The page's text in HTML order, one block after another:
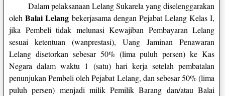
Dalam pelaksanaan Lelang Sukarela yang diselenggarakan
olehBalai Lelang bekerjasama dengan Pejabat Lelang Kelas I,
jika Pembeli tidak melunasi Kewajiban Pembayaran Lelang
sesuai ketentuan (wanprestasi), Uang Jaminan Penawaran
Lelang disetorkan sebesar 50% (lima puluh persen) ke Kas
Negara dalam waktu 1 (satu) hari kerja setelah pembatalan
penunjukan Pembeli oleh Pejabat Lelang, dan sebesar 50% (lima
puluh persen) menjadi milik Pemilik Barang dan/atau Balai